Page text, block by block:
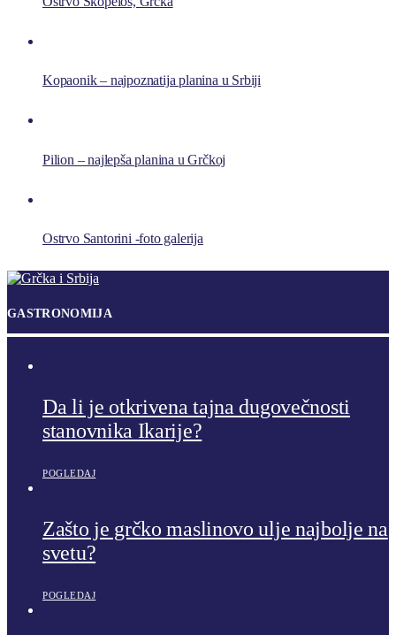
Kopaonik – najpoznatija planina u Srbiji
Pilion – najlepša planina u Grčkoj
Ostrvo Santorini -foto galerija
GASTRONOMIJA
Da li je otkrivena tajna dugovečnosti
stanovnika Ikarije?
POGLEDAJ
Zašto je grčko maslinovo ulje najbolje na
svetu?
POGLEDAJ